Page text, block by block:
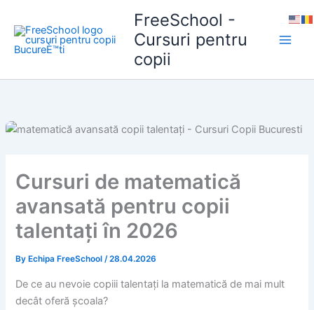
content
FreeSchool -
Cursuri pentru
copii
Cursuri de matematică
avansată pentru copii
talentați în 2026
By Echipa FreeSchool/28.04.2026
De ce au nevoie copiii talentați la matematică de mai mult
decât oferă școala?